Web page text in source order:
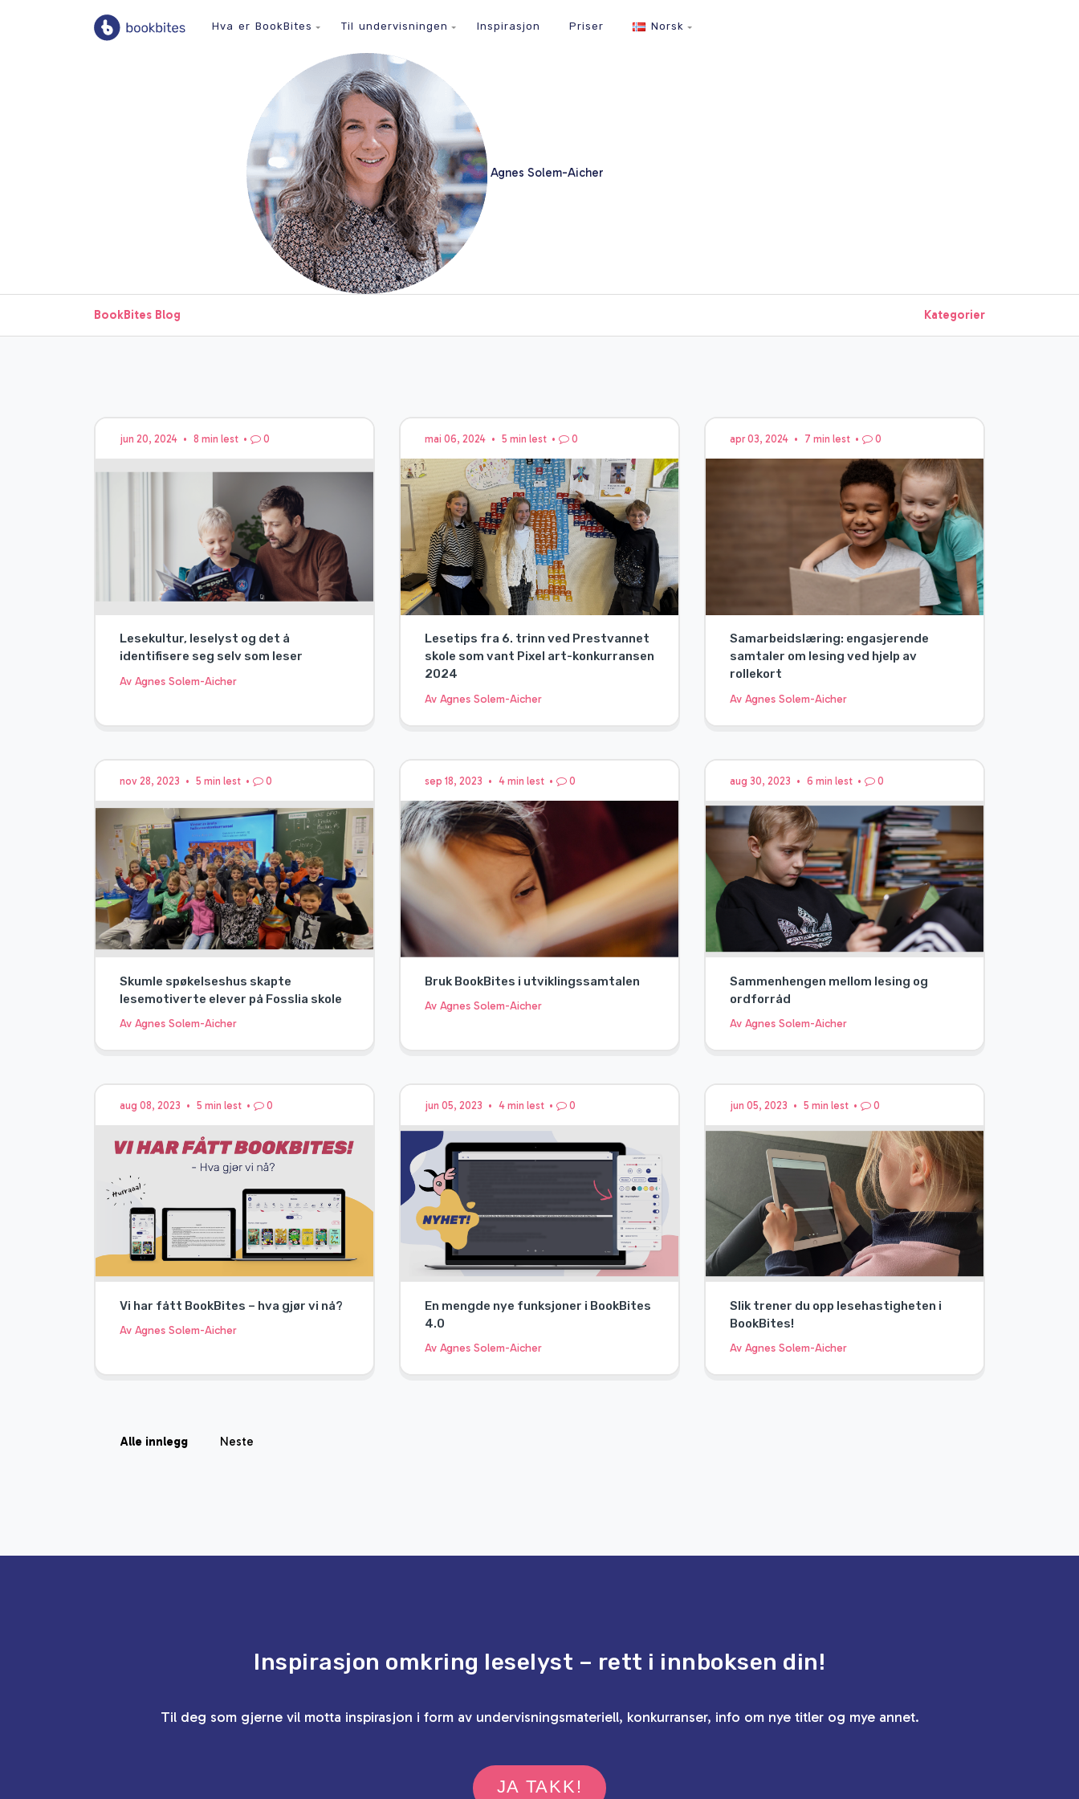
Hva er BookBites Til undervisningen Inspirasjon Priser Norsk
Agnes Solem-Aicher
BookBites Blog Kategorier
jun 20, 2024 • 8 min lest • 0
Lesekultur, leselyst og det å
identifisere seg selv som leser
Av Agnes Solem-Aicher
mai 06, 2024 • 5 min lest • 0
Lesetips fra 6. trinn ved Prestvannet
skole som vant Pixel art-konkurransen
2024
Av Agnes Solem-Aicher
apr 03, 2024 • 7 min lest • 0
Samarbeidslæring: engasjerende
samtaler om lesing ved hjelp av
rollekort
Av Agnes Solem-Aicher
nov 28, 2023 • 5 min lest • 0
Skumle spøkelseshus skapte
lesemotiverte elever på Fosslia skole
Av Agnes Solem-Aicher
sep 18, 2023 • 4 min lest • 0
Bruk BookBites i utviklingssamtalen
Av Agnes Solem-Aicher
aug 30, 2023 • 6 min lest • 0
Sammenhengen mellom lesing og
ordforråd
Av Agnes Solem-Aicher
aug 08, 2023 • 5 min lest • 0
Vi har fått BookBites – hva gjør vi nå?
Av Agnes Solem-Aicher
jun 05, 2023 • 4 min lest • 0
En mengde nye funksjoner i BookBites
4.0
Av Agnes Solem-Aicher
jun 05, 2023 • 5 min lest • 0
Slik trener du opp lesehastigheten i
BookBites!
Av Agnes Solem-Aicher
Alle innlegg Neste
Inspirasjon omkring leselyst – rett i innboksen din!
Til deg som gjerne vil motta inspirasjon i form av undervisningsmateriell, konkurranser, info om nye titler og mye annet.
JA TAKK!